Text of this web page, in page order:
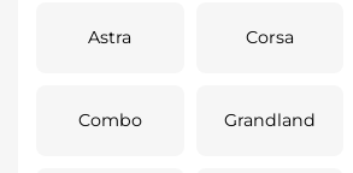
Astra Corsa
Combo Grandland